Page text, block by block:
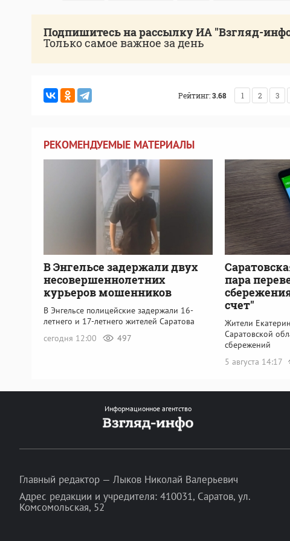
Подпишитесь на рассылку ИА "Взгляд-
Только самое важное за день
Рейтинг:3.68 1 2 3
РЕКОМЕНДУЕМЫЕ МАТЕРИАЛЫ
В Энгельсе задержали двух
несовершеннолетних
курьеров мошенников
В Энгельсе полицейские задержали 16-
летнего и 17-летнего жителей Саратова
сегодня 12:00
497
пара
счет"
Жители
Саратовской
сбережений
5 августа 14:17
Информационное агентство
Главный редактор — Лыков Николай Валерьевич
Адрес редакции и учредителя: 410031, Саратов, ул.
Комсомольская, 52